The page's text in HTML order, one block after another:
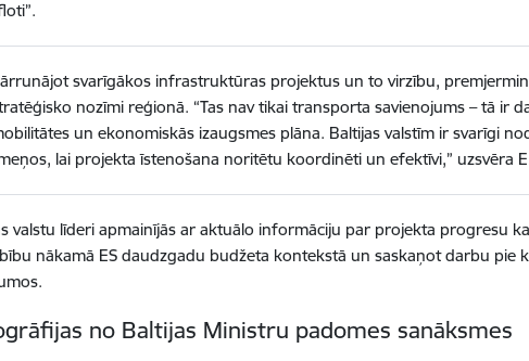
svarīgākos infrastruktūras projektus un to virzību,
nozīmi reģionā. “Tas nav tikai transporta savienojums – tā ir
un ekonomiskās izaugsmes plāna. Baltijas valstīm ir svarīgi
lai projekta īstenošana noritētu koordinēti un efektīvi,” uzsvēra
valstu līderi apmainījās ar aktuālo informāciju par projekta progresu
nākamā ES daudzgadu budžeta kontekstā un saskaņot darbu pie
no Baltijas Ministru padomes sanāksmes